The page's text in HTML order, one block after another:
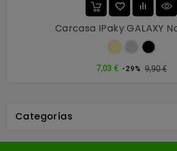
Carcasa IPaky GALAXY
Oro PlataNegro
7,03 € Precio
-29% 9,90 €
Categorías